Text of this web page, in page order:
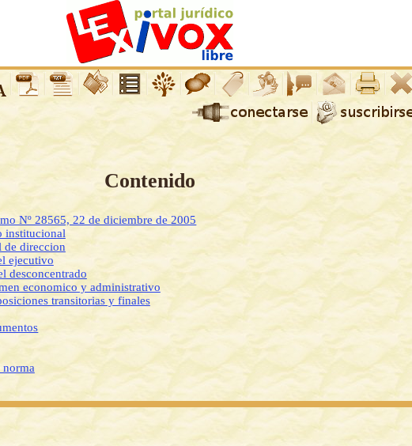
Contenido
Nº 28565, 22 de diciembre de 2005
institucional
direccion
ejecutivo
desconcentrado
economico y administrativo
transitorias y finales
norma